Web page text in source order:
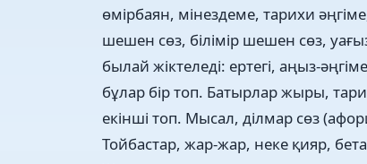
өмірбаян, мінездеме, тарихи
шешен сөз, білімір шешен сөз,
былай жіктеледі: ертегі, аңыз-
бұлар бір топ. Батырлар жыры,
екінші топ. Мысал, ділмар сөз
Тойбастар, жар-жар, неке қияр,